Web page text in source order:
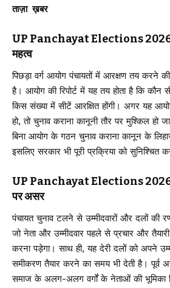
ताज़ा ख़बर
UP Panchayat Elections 2026 :
महत्व
पिछड़ा वर्ग आयोग पंचायतों में आरक्षण तय करने
है। आयोग की रिपोर्ट में यह तय होता है कि कौन
किस संख्या में सीटें आरक्षित होंगी। अगर यह
हो, तो चुनाव कराना कानूनी तौर पर मुश्किल हो
बिना आयोग के गठन चुनाव कराना कानून के
इसलिए सरकार भी पूरी प्रक्रिया को सुनिश्चित
UP Panchayat Elections 2026:
पर असर
पंचायत चुनाव टलने से उम्मीदवारों और दलों की
जो नेता और उम्मीदवार पहले से प्रचार और
करना पड़ेगा। साथ ही, यह देरी दलों को अपने
समीकरण तैयार करने का समय भी देती है। पूर्व
समाज के अलग-अलग वर्गों के नेताओं की भूमिका